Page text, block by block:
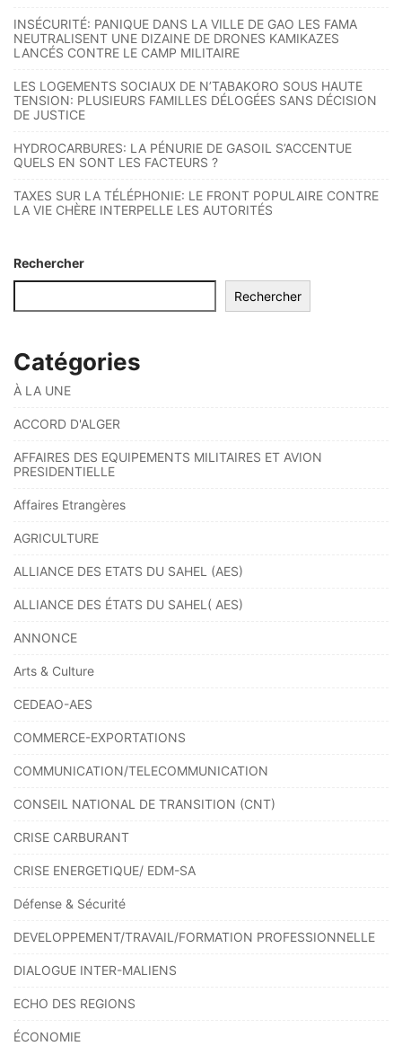
INSÉCURITÉ: PANIQUE DANS LA VILLE DE GAO LES FAMA
NEUTRALISENT UNE DIZAINE DE DRONES KAMIKAZES
LANCÉS CONTRE LE CAMP MILITAIRE
LES LOGEMENTS SOCIAUX DE N’TABAKORO SOUS HAUTE
TENSION: PLUSIEURS FAMILLES DÉLOGÉES SANS DÉCISION
DE JUSTICE
HYDROCARBURES: LA PÉNURIE DE GASOIL S’ACCENTUE
QUELS EN SONT LES FACTEURS ?
TAXES SUR LA TÉLÉPHONIE: LE FRONT POPULAIRE CONTRE
LA VIE CHÈRE INTERPELLE LES AUTORITÉS
Rechercher
Rechercher
Catégories
À LA UNE
ACCORD D'ALGER
AFFAIRES DES EQUIPEMENTS MILITAIRES ET AVION
PRESIDENTIELLE
Affaires Etrangères
AGRICULTURE
ALLIANCE DES ETATS DU SAHEL (AES)
ALLIANCE DES ÉTATS DU SAHEL( AES)
ANNONCE
Arts & Culture
CEDEAO-AES
COMMERCE-EXPORTATIONS
COMMUNICATION/TELECOMMUNICATION
CONSEIL NATIONAL DE TRANSITION (CNT)
CRISE CARBURANT
CRISE ENERGETIQUE/ EDM-SA
Défense & Sécurité
DEVELOPPEMENT/TRAVAIL/FORMATION PROFESSIONNELLE
DIALOGUE INTER-MALIENS
ECHO DES REGIONS
ÉCONOMIE